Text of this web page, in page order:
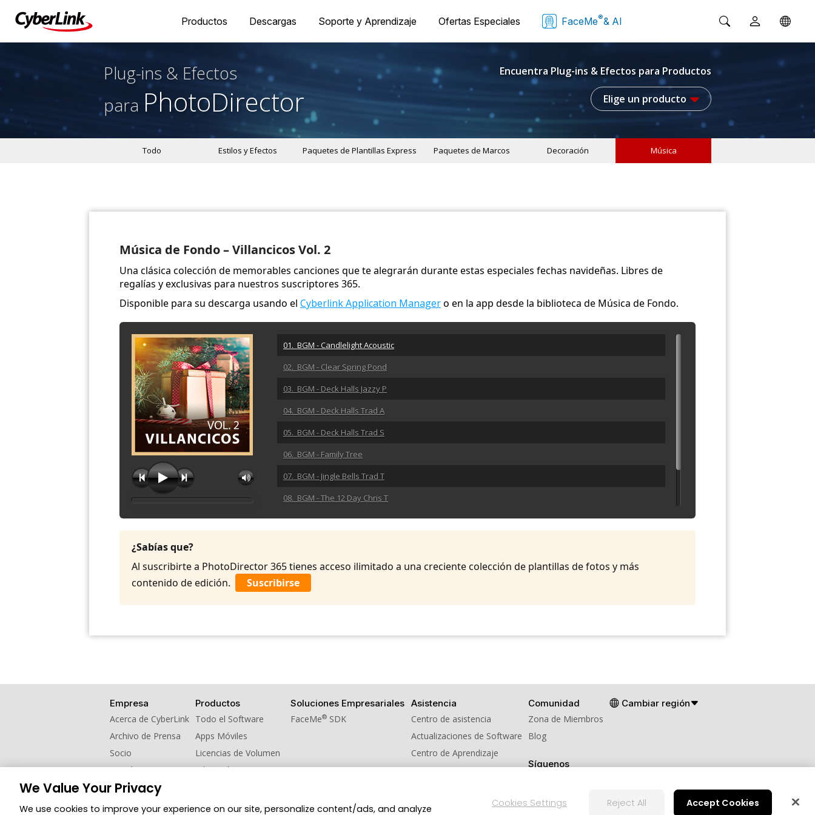
Productos Descargas Soporte y Aprendizaje Ofertas Especiales FaceMe®& AI
Plug-ins & Efectos
para PhotoDirector
Encuentra Plug-ins & Efectos para Productos
Elige un producto
Todo Estilos y Efectos Paquetes de Plantillas Express Paquetes de Marcos Decoración Música
Música de Fondo – Villancicos Vol. 2
Una clásica colección de memorables canciones que te alegrarán durante estas especiales fechas navideñas. Libres de
regalías y exclusivas para nuestros suscriptores 365.
Disponible para su descarga usando el Cyberlink Application Managero en la app desde la biblioteca de Música de Fondo.
01. BGM - Candlelight Acoustic
02. BGM - Clear Spring Pond
03. BGM - Deck Halls Jazzy P
04. BGM - Deck Halls Trad A
05. BGM - Deck Halls Trad S
06. BGM - Family Tree
07. BGM - Jingle Bells Trad T
08. BGM - The 12 Day Chris T
09. BGM - The First Christ
¿Sabías que?
Al suscribirte a PhotoDirector 365 tienes acceso ilimitado a una creciente colección de plantillas de fotos y más
contenido de edición.
Suscribirse
Empresa
Acerca de CyberLink
Archivo de Prensa
Socio
Contáctanos
Productos
Todo el Software
Apps Móviles
Licencias de Volumen
Educación
Soluciones Empresariales
FaceMe® SDK
Asistencia
Centro de asistencia
Actualizaciones de Software
Centro de Aprendizaje
Comunidad
Zona de Miembros
Blog
Síguenos
Cambiar región
We Value Your Privacy
We use cookies to improve your experience on our site, personalize content/ads, and analyze Cookies Settings Reject All Accept Cookies